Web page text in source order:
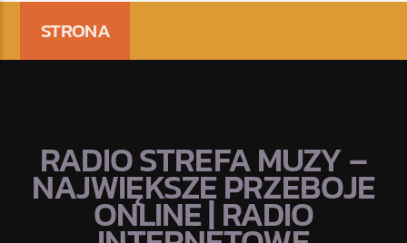
STRONA
RADIO STREFA MUZY –
NAJWIĘKSZE PRZEBOJE
ONLINE | RADIO